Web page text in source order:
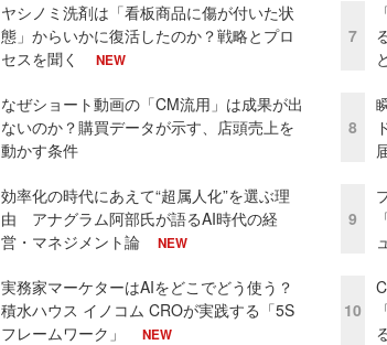
ヤシノミ洗剤は「看板商品に傷が付いた状
態」からいかに復活したのか？戦略とプロ
セスを聞く
NEW
なぜショート動画の「CM流用」は成果が出
ないのか？購買データが示す、店頭売上を
動かす条件
効率化の時代にあえて“超属人化”を選ぶ理
由 アナグラム阿部氏が語るAI時代の経
営・マネジメント論
NEW
実務家マーケターはAIをどこでどう使う？
積水ハウス イノコム CROが実践する「5S
フレームワーク」
NEW
7
8
9
10